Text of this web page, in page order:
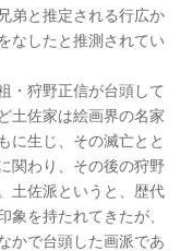
弟と推定される行広か
なしたと推測されてい
・狩野正信が台頭して
土佐家は絵画界の名家
に生じ、その滅亡とと
関わり、その後の狩野
土佐派というと、歴代
を持たれてきたが、
かで台頭した画派であ